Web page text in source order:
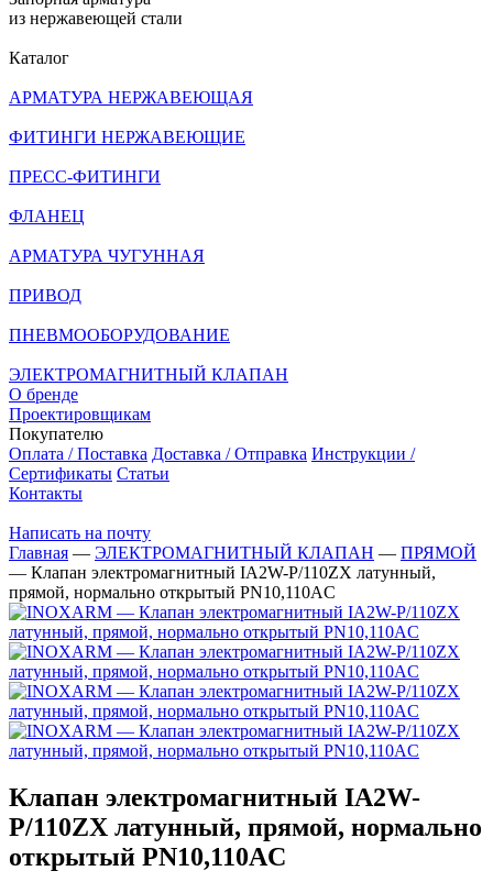
из нержавеющей стали
Каталог
АРМАТУРА НЕРЖАВЕЮЩАЯ
ФИТИНГИ НЕРЖАВЕЮЩИЕ
ПРЕСС-ФИТИНГИ
ФЛАНЕЦ
АРМАТУРА ЧУГУННАЯ
ПРИВОД
ПНЕВМООБОРУДОВАНИЕ
ЭЛЕКТРОМАГНИТНЫЙ КЛАПАН
О бренде
Проектировщикам
Покупателю
Оплата / Поставка Доставка / Отправка Инструкции /
Сертификаты Статьи
Контакты
Написать на почту
Главная — ЭЛЕКТРОМАГНИТНЫЙ КЛАПАН — ПРЯМОЙ
— Клапан электромагнитный IA2W-P/110ZX латунный,
прямой, нормально открытый PN10,110AC
Клапан электромагнитный IA2W-
P/110ZX латунный, прямой, нормально
открытый PN10,110AC